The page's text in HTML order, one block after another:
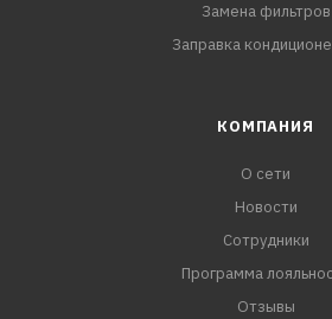
Замена фильтров
Заправка
КОМПАНИЯ
О сети
Новости
Сотрудники
Программа
Отзывы